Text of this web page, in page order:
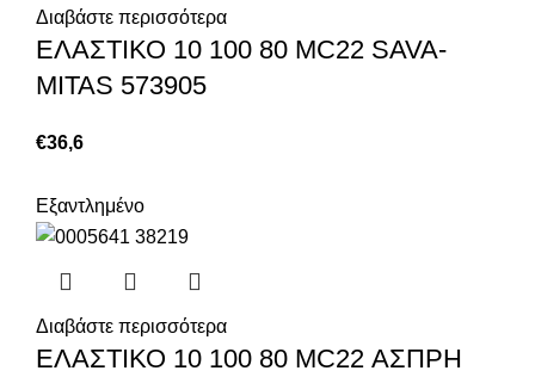
Διαβάστε περισσότερα
ΕΛΑΣΤΙΚΟ 10 100 80 MC22 SAVA-
MITAS 573905
€36,6
Εξαντλημένο
Διαβάστε περισσότερα
ΕΛΑΣΤΙΚΟ 10 100 80 MC22 ΑΣΠΡΗ